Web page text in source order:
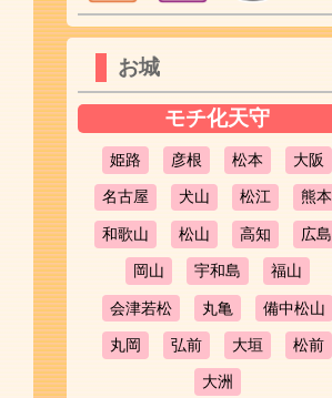
お城
モチ化天守
姫路 彦根 松本 大阪
名古屋 犬山 松江 熊本
和歌山 松山 高知 広島
岡山 宇和島 福山
会津若松 丸亀 備中松山
丸岡 弘前 大垣 松前
大洲